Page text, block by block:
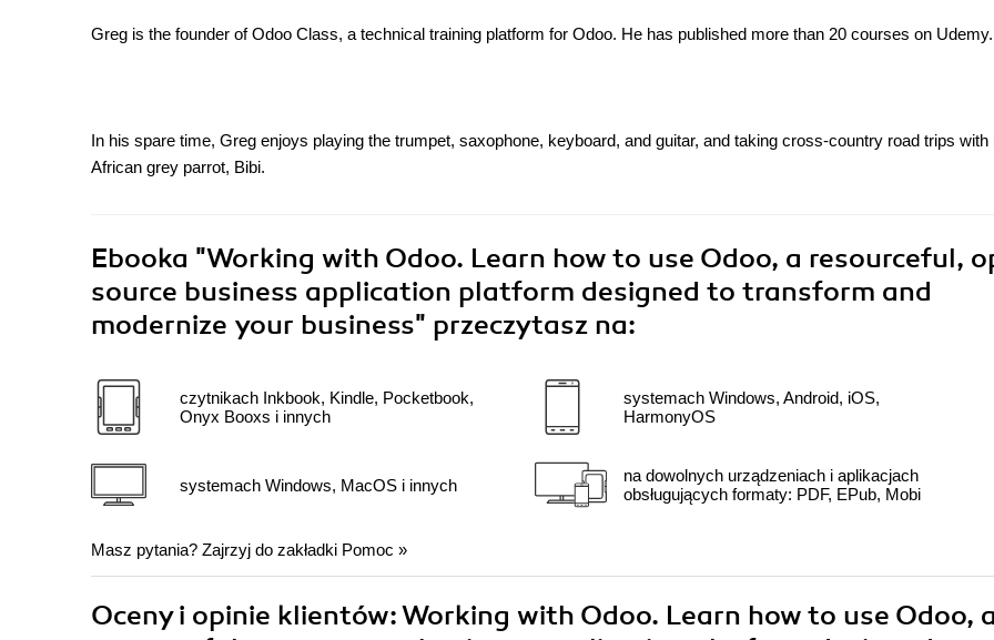
Greg is the founder of Odoo Class, a technical training platform for Odoo. He has published more than 20 courses on Udemy.
In his spare time, Greg enjoys playing the trumpet, saxophone, keyboard, and guitar, and taking cross-country road trips with
African grey parrot, Bibi.
Ebooka "Working with Odoo. Learn how to use Odoo, a resourceful,
source business application platform designed to transform and
modernize your business" przeczytasz na:
czytnikach Inkbook, Kindle, Pocketbook,
Onyx Booxs i innych
systemach Windows, MacOS i innych
systemach Windows, Android, iOS,
HarmonyOS
na dowolnych urządzeniach i aplikacjach
obsługujących formaty: PDF, EPub, Mobi
Masz pytania? Zajrzyj do zakładki Pomoc »
Oceny i opinie klientów: Working with Odoo. Learn how to use Odoo, a